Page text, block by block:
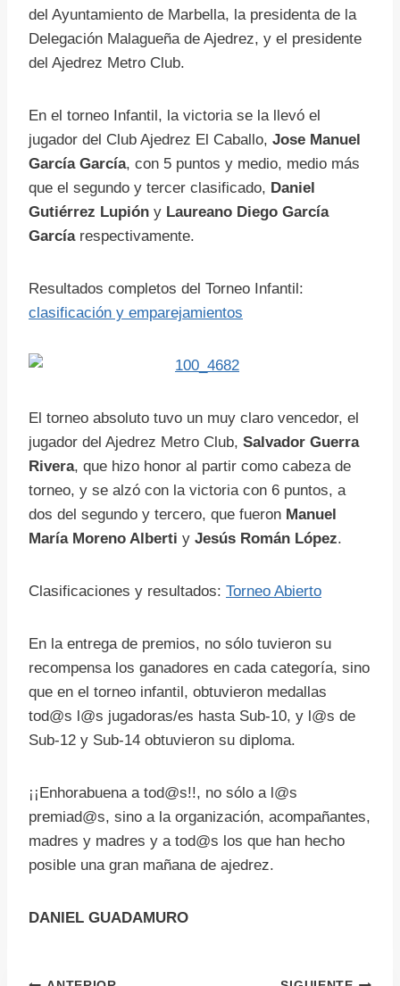
del Ayuntamiento de Marbella, la presidenta de la
Delegación Malagueña de Ajedrez, y el presidente
del Ajedrez Metro Club.
En el torneo Infantil, la victoria se la llevó el
jugador del Club Ajedrez El Caballo, Jose Manuel
García García, con 5 puntos y medio, medio más
que el segundo y tercer clasificado, Daniel
Gutiérrez Lupión y Laureano Diego García
García respectivamente.
Resultados completos del Torneo Infantil:
clasificación y emparejamientos
El torneo absoluto tuvo un muy claro vencedor, el
jugador del Ajedrez Metro Club, Salvador Guerra
Rivera, que hizo honor al partir como cabeza de
torneo, y se alzó con la victoria con 6 puntos, a
dos del segundo y tercero, que fueron Manuel
María Moreno Alberti y Jesús Román López.
Clasificaciones y resultados: Torneo Abierto
En la entrega de premios, no sólo tuvieron su
recompensa los ganadores en cada categoría, sino
que en el torneo infantil, obtuvieron medallas
tod@s l@s jugadoras/es hasta Sub-10, y l@s de
Sub-12 y Sub-14 obtuvieron su diploma.
¡¡Enhorabuena a tod@s!!, no sólo a l@s
premiad@s, sino a la organización, acompañantes,
madres y madres y a tod@s los que han hecho
posible una gran mañana de ajedrez.
DANIEL GUADAMURO